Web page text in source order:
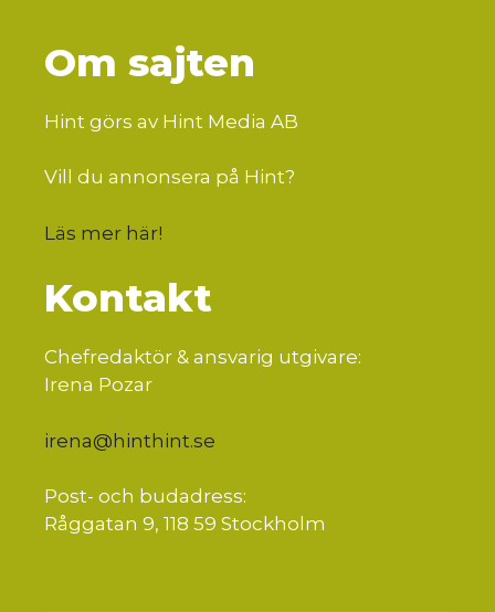
Om sajten
Hint görs av Hint Media AB
Vill du annonsera på Hint?
Läs mer här!
Kontakt
Chefredaktör & ansvarig utgivare:
Irena Pozar
irena@hinthint.se
Post- och budadress:
Råggatan 9, 118 59 Stockholm